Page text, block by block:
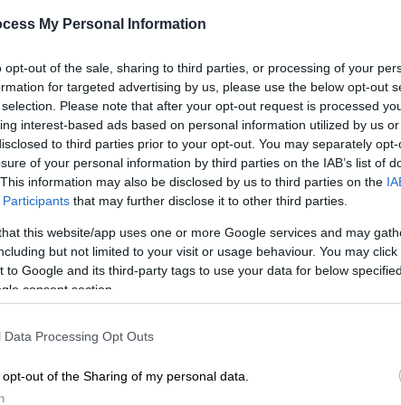
My Personal Information
opt-out of the sale, sharing to third parties, or processing of your
for targeted advertising by us, please use the below opt-out
Please note that after your opt-out request is processed
interest-based ads based on personal information utilized by us
to third parties prior to your opt-out. You may separately
of your personal information by third parties on the IAB’s list of
information may also be disclosed by us to third parties on the
that may further disclose it to other third parties.
this website/app uses one or more Google services and may
but not limited to your visit or usage behaviour. You may
to Google and its third-party tags to use your data for below
consent section.
Data Processing Opt Outs
out of the Sharing of my personal data.
απόλυτη ξεκούραση και το καλό
φαγητό
Είναι πανέμορφος με χιόνι και χωρίς
Travel|07.01.2024 07:37
Αρίστη, ένα κουκλίστικο χωριό για
αξέχαστες χειμερινές διακοπές
στα υπέροχα Ζαγοροχώρια
Στις μέρες μας το χωριό, με μια
τεράστια τουριστική ανάκαμψη,
αυτούς που αναζητούν την αρχοντιά
του Ζαγορίου